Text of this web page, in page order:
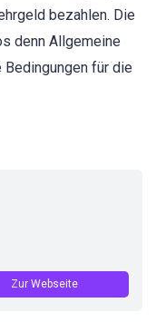
bezahlen. Die
denn Allgemeine
für die
Zur Webseite